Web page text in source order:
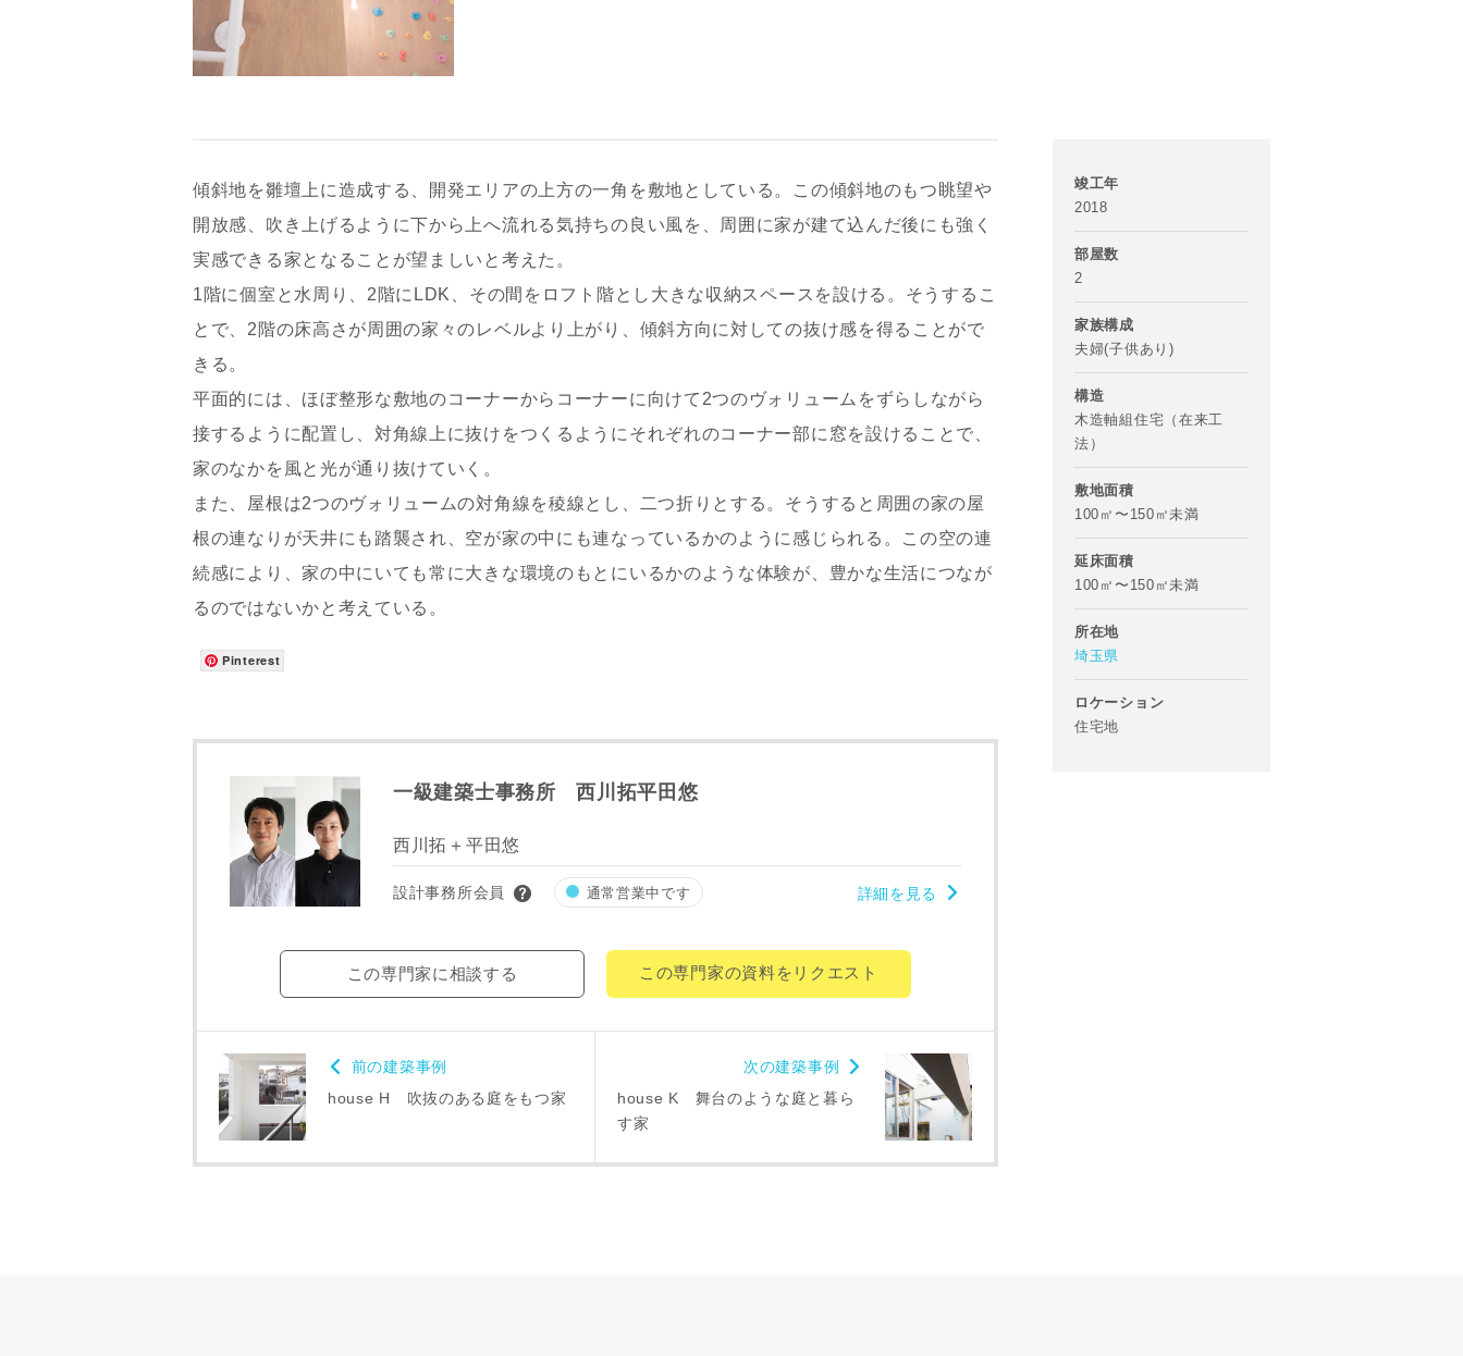
傾斜地を雛壇上に造成する、開発エリアの上方の一角を敷地としている。この傾斜地のもつ眺望や
開放感、吹き上げるように下から上へ流れる気持ちの良い風を、周囲に家が建て込んだ後にも強く
実感できる家となることが望ましいと考えた。
1階に個室と水周り、2階にLDK、その間をロフト階とし大きな収納スペースを設ける。そうするこ
とで、2階の床高さが周囲の家々のレベルより上がり、傾斜方向に対しての抜け感を得ることがで
きる。
平面的には、ほぼ整形な敷地のコーナーからコーナーに向けて2つのヴォリュームをずらしながら
接するように配置し、対角線上に抜けをつくるようにそれぞれのコーナー部に窓を設けることで、
家のなかを風と光が通り抜けていく。
また、屋根は2つのヴォリュームの対角線を稜線とし、二つ折りとする。そうすると周囲の家の屋
根の連なりが天井にも踏襲され、空が家の中にも連なっているかのように感じられる。この空の連
続感により、家の中にいても常に大きな環境のもとにいるかのような体験が、豊かな生活につなが
るのではないかと考えている。
Pinterest
一級建築士事務所 西川拓平田悠
西川拓＋平田悠
設計事務所会員 通常営業中です 詳細を見る
この専門家に相談する この専門家の資料をリクエスト
前の建築事例
house H 吹抜のある庭をもつ家
次の建築事例
house K 舞台のような庭と暮ら
す家
竣工年
2018
部屋数
2
家族構成
夫婦(子供あり)
構造
木造軸組住宅（在来工
法）
敷地面積
100㎡〜150㎡未満
延床面積
100㎡〜150㎡未満
所在地
埼玉県
ロケーション
住宅地
お名前
メールアドレス
ご住所 郵便番号 -
希望の予算 万円〜
完成希望時期
専門家の都合により、資料の送付が遅くなったり、送付できない場合があります。あらかじめご
了承ください。
閉じる